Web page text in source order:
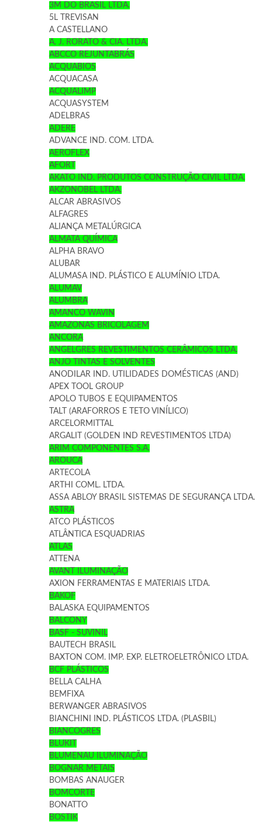
3M DO BRASIL LTDA.
5L TREVISAN
A CASTELLANO
A. J. RORATO & CIA. LTDA.
ABCCO REJUNTABRÁS
ACQUABIOS
ACQUACASA
ACQUALIMP
ACQUASYSTEM
ADELBRAS
ADERE
ADVANCE IND. COM. LTDA.
AEROFLEX
AFORT
AKATO IND. PRODUTOS CONSTRUÇÃO CIVIL LTDA.
AKZONOBEL LTDA.
ALCAR ABRASIVOS
ALFAGRES
ALIANÇA METALÚRGICA
ALMATA QUÍMICA
ALPHA BRAVO
ALUBAR
ALUMASA IND. PLÁSTICO E ALUMÍNIO LTDA.
ALUMAV
ALUMBRA
AMANCO WAVIN
AMAZONAS BRICOLAGEM
ANCORA
ANGELGRES REVESTIMENTOS CERÂMICOS LTDA.
ANJO TINTAS E SOLVENTES
ANODILAR IND. UTILIDADES DOMÉSTICAS (AND)
APEX TOOL GROUP
APOLO TUBOS E EQUIPAMENTOS
TALT (ARAFORROS E TETO VINÍLICO)
ARCELORMITTAL
ARGALIT (GOLDEN IND REVESTIMENTOS LTDA)
ARIM COMPONENTES S.A.
AROUCA
ARTECOLA
ARTHI COML. LTDA.
ASSA ABLOY BRASIL SISTEMAS DE SEGURANÇA LTDA.
ASTRA
ATCO PLÁSTICOS
ATLÂNTICA ESQUADRIAS
ATLAS
ATTENA
AVANT ILUMINAÇÃO
AXION FERRAMENTAS E MATERIAIS LTDA.
BAKOF
BALASKA EQUIPAMENTOS
BALCONY
BASF - SUVINIL
BAUTECH BRASIL
BAXTON COM. IMP. EXP. ELETROELETRÔNICO LTDA.
BCF PLÁSTICOS
BELLA CALHA
BEMFIXA
BERWANGER ABRASIVOS
BIANCHINI IND. PLÁSTICOS LTDA. (PLASBIL)
BIANCOGRES
BLUKIT
BLUMENAU ILUMINAÇÃO
BOGNAR METAIS
BOMBAS ANAUGER
BOMCORTE
BONATTO
BOSTIK